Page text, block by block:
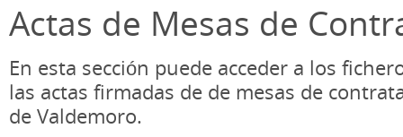
Actas de Mesas de
En esta sección puede acceder a los
las actas firmadas de de mesas de
de Valdemoro.